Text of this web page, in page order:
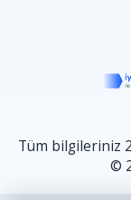
Tüm bilgileriniz
©